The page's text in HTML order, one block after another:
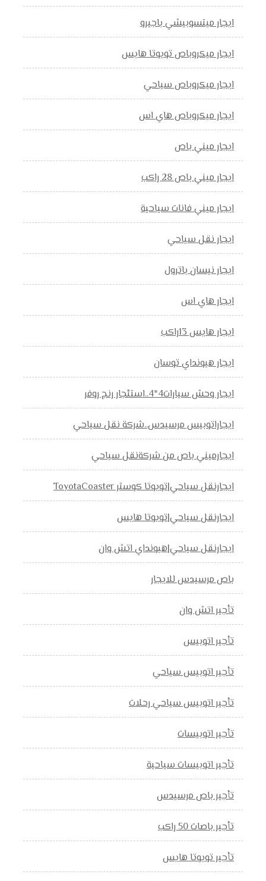
ايجار ميتسوبيشي باجيرو
ايجار ميكروباص تويوتا هايس
ايجار ميكروباص سياحي
ايجار ميكروباص هاي اس
ايجار ميني باص
ايجار ميني باص 28 راكب
ايجار ميني فانات سياحية
ايجار نقل سياحي
ايجار نيسان باترول
ايجار هاي اس
ايجار هايس 13راكب
ايجار هيونداي توسان
ايجار وحش سيارات4*4..استئجار رنج روفر
ايجاراتوبيس مرسيدس..شركة نقل سياحي
ايجارميني باص من شركةنقل سياحي
ايجارنقل سياحي|تويوتا كوستر ToyotaCoaster
ايجارنقل سياحي|تويوتا هايس
ايجارنقل سياحي|هيونداي اتش وان
باص مرسيدس للايجار
تأجير اتش وان
تأجير اتوبيس
تأجير اتوبيس سياحي
تأجير اتوبيس سياحي رحلات
تأجير اتوبيسات
تأجير اتوبيسات سياحية
تأجير باص مرسيدس
تأجير باصات 50 راكب
تأجير تويوتا هايس